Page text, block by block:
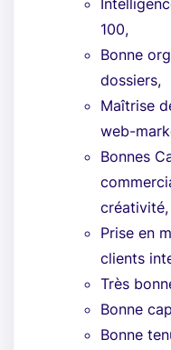
100,
Bonne
dossiers,
Maîtrise
web-
Bonnes
créativité,
Prise en
clients
Très
Bonne
Bonne